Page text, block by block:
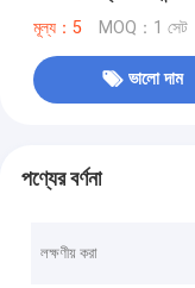
মূল্য：5 MOQ：1 সেট
ভালো দাম
পণ্যের বর্ণনা
লক্ষণীয় করা